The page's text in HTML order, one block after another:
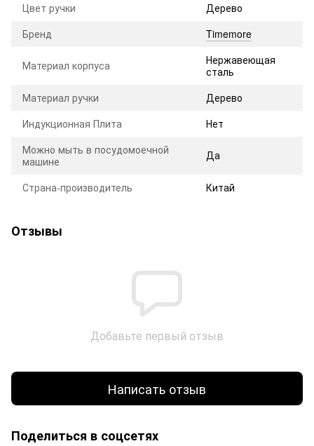
Цвет ручки
Дерево
Бренд
Timemore
Материал корпуса
Нержавеющая
сталь
Материал ручки
Дерево
Индукционная Плита
Нет
Можно мыть в посудомоечной
машине
Да
Страна-производитель Китай
Отзывы
Добавьте первый отзыв
Написать отзыв
Поделиться в соцсетях